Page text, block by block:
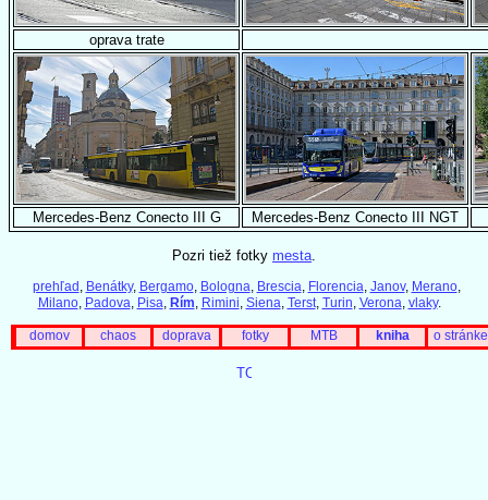
oprava trate
Mercedes-Benz Conecto III G Mercedes-Benz Conecto III NGT
Pozri tiež fotky mesta
prehľad , Benátky, Bergamo, Bologna, Brescia, Florencia, Janov, Merano,
Milano, Padova, Pisa, Rím, Rimini, Siena, Terst, Turin, Verona, vlaky.
domov chaos doprava fotky MTB kniha o stránke